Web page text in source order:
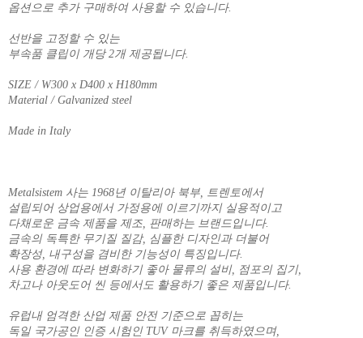
옵션으로 추가 구매하여 사용할 수 있습니다.
선반을 고정할 수 있는
부속품 클립이 개당 2개 제공됩니다.
SIZE / W300 x D400 x H180mm
Material / Galvanized steel
Made in Italy
Metalsistem 사는 1968년 이탈리아 북부, 트렌토에서
설립되어 상업용에서 가정용에 이르기까지 실용적이고
다채로운 금속 제품을 제조, 판매하는 브랜드입니다.
금속의 독특한 무기질 질감, 심플한 디자인과 더불어
확장성, 내구성을 겸비한 기능성이 특징입니다.
사용 환경에 따라 변화하기 좋아 물류의 설비, 점포의 집기,
차고나 아웃도어 씬 등에서도 활용하기 좋은 제품입니다.
유럽내 엄격한 산업 제품 안전 기준으로 꼽히는
독일 국가공인 인증 시험인 TUV 마크를 취득하였으며,